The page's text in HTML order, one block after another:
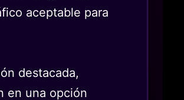
aceptable para
destacada,
en una opción